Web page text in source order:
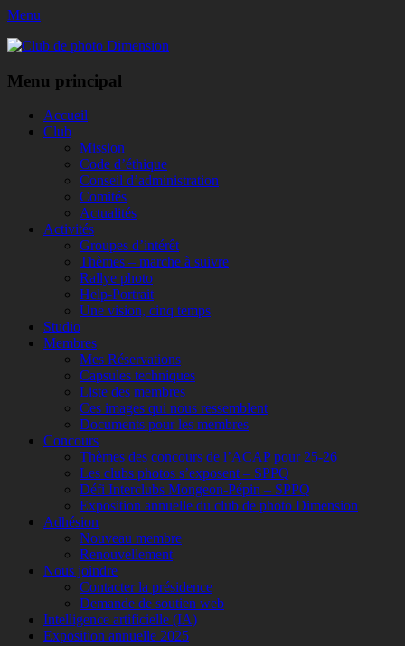
Menu
Club de photo Dimension
Menu principal
Aller
Accueil
Club
Mission
Code d’éthique
Conseil d’administration
Comités
Actualités
Activités
Groupes d’intérêt
Thèmes – marche à suivre
Rallye photo
Help-Portrait
Une vision, cinq temps
Studio
Membres
Mes Réservations
Capsules techniques
Liste des membres
Ces images qui nous ressemblent
Documents pour les membres
Concours
Thèmes des concours de l’ACAP pour 25-26
Les clubs photos s’exposent – SPPQ
Défi Interclubs Mongeon-Pépin – SPPQ
Exposition annuelle du club de photo Dimension
Adhésion
Nouveau membre
Renouvellement
Nous joindre
Contacter la présidence
Demande de soutien web
Intelligence artificielle (IA)
Exposition annuelle 2025